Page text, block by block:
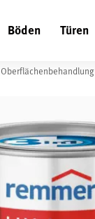
Böden Türen
Oberflächenbehandlung